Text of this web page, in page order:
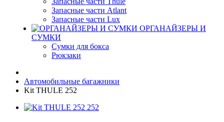
Запасные части Atlant
Запасные части Lux
ОРГАНАЙЗЕРЫ И
СУМКИ
Сумки для бокса
Рюкзаки
Автомобильные багажники
Kit THULE 252